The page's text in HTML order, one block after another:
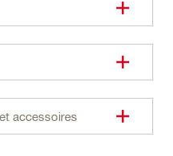
accessoires